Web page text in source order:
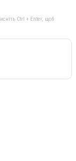
Ctrl + Enter, щоб